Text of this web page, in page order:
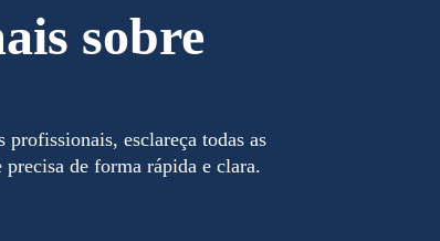
sobre
esclareça todas as
de forma rápida e clara.